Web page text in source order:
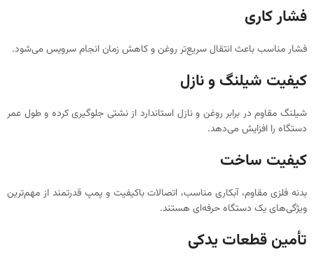
فشار کاری
فشار مناسب باعث انتقال سریع‌تر روغن و کاهش زمان انجام سرویس می‌شود.
کیفیت شیلنگ و نازل
شیلنگ مقاوم در برابر روغن و نازل استاندارد از نشتی جلوگیری کرده و طول عمر
دستگاه را افزایش می‌دهد.
کیفیت ساخت
بدنه فلزی مقاوم، آبکاری مناسب، اتصالات باکیفیت و پمپ قدرتمند از مهم‌ترین
ویژگی‌های یک دستگاه حرفه‌ای هستند.
تأمین قطعات یدکی